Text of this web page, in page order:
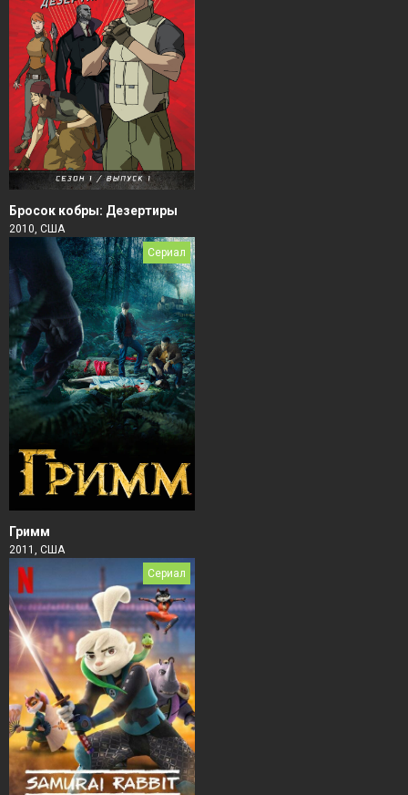
Бросок кобры: Дезертиры
2010, США
Сериал
Гримм
2011, США
Сериал